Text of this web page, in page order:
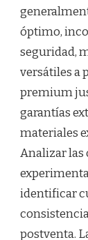
óptimo,
seguridad,
versátiles a
premium
garantías
materiales
Analizar las
identificar
postventa.